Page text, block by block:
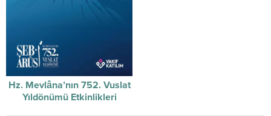
Hz. Mevlâna’nın 752. Vuslat
Yıldönümü Etkinlikleri